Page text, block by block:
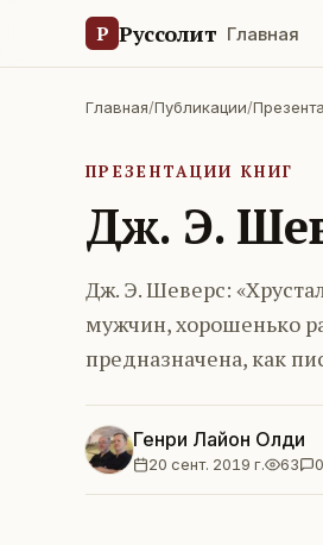
Р Руссолит Главная
Главная/Публикации/
ПРЕЗЕНТАЦИИ КНИГ
Дж. Э.
Дж. Э. Шеверс:
мужчин, хорошенько
предназначена, как
Генри Лайон Олди
20 сент. 2019 г. 63 0